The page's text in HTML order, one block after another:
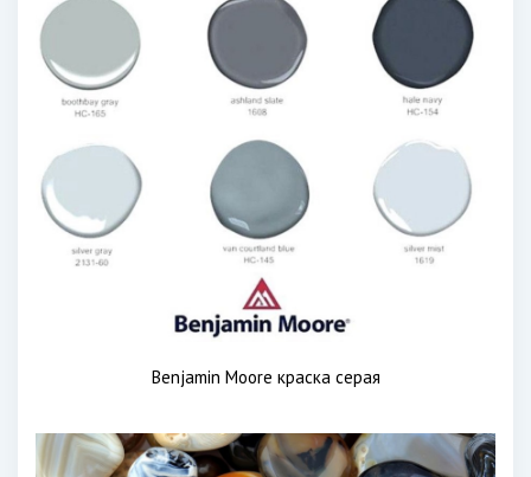
Benjamin Moore краска серая